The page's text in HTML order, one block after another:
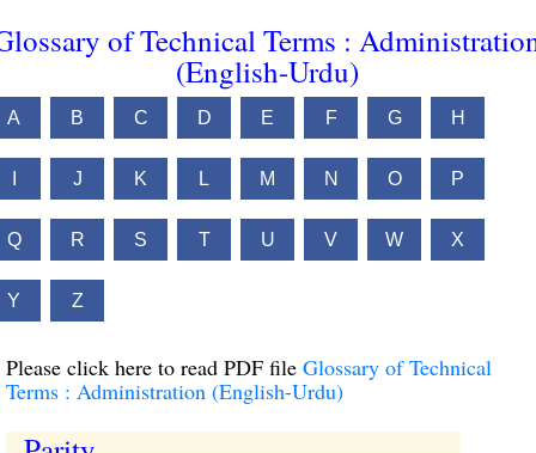
of Technical Terms :
(English-Urdu)
A B C D E F G H
J K L M N O P
Q R S T U V W X
Y Z
Please click here to read PDF file Glossary of Technical
Terms : Administration (English-Urdu)